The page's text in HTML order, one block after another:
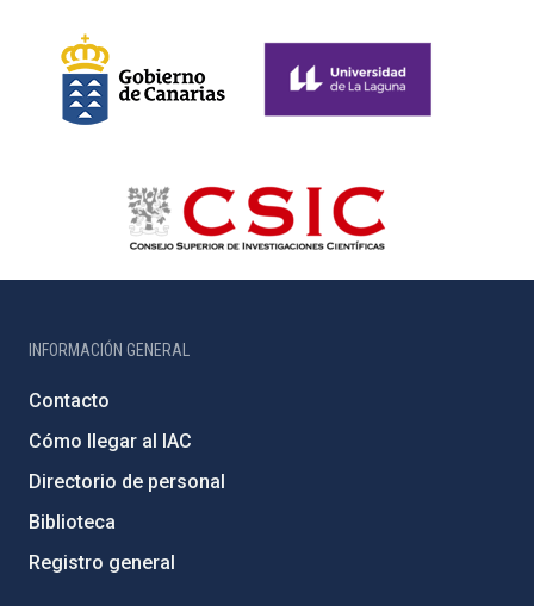
INFORMACIÓN GENERAL
Contacto
Cómo llegar al IAC
Directorio de personal
Biblioteca
Registro general